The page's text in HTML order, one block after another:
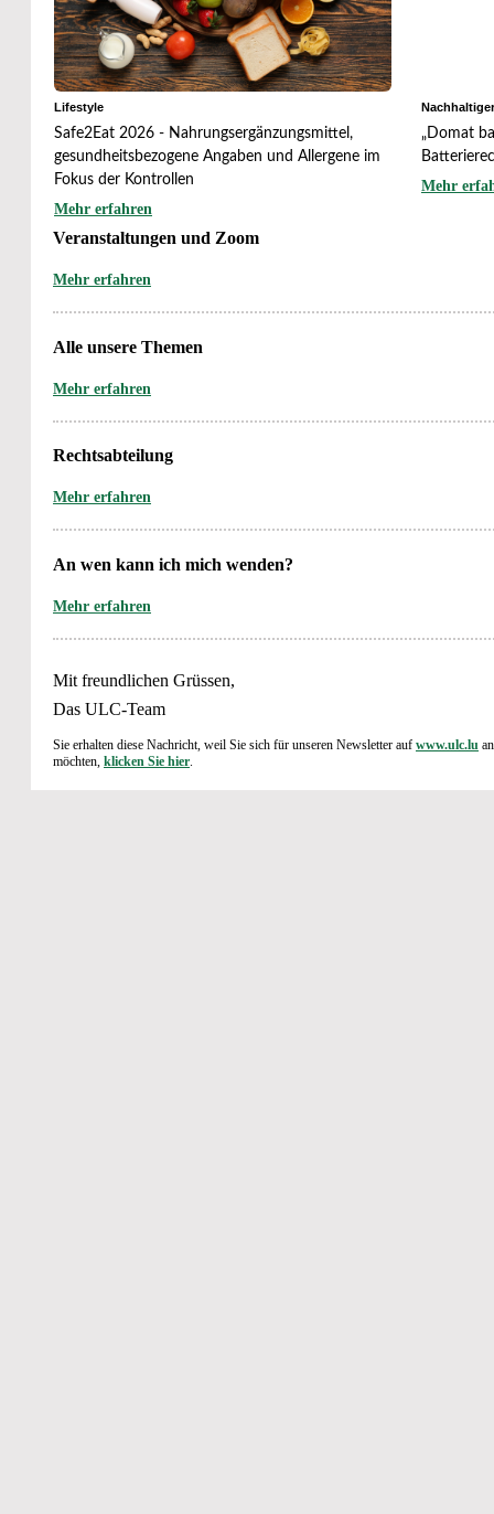
Lifestyle
Safe2Eat 2026 - Nahrungsergänzungsmittel,
gesundheitsbezogene Angaben und Allergene im
Fokus der Kontrollen
Mehr erfahren
„Domat
Mehr
Veranstaltungen und Zoom
Mehr erfahren
Alle unsere Themen
Mehr erfahren
Rechtsabteilung
Mehr erfahren
An wen kann ich mich wenden?
Mehr erfahren
Mit freundlichen Grüssen,
Das ULC-Team
Sie erhalten diese Nachricht, weil Sie sich für unseren Newsletter auf www.ulc.lu
möchten, klicken Sie hier.